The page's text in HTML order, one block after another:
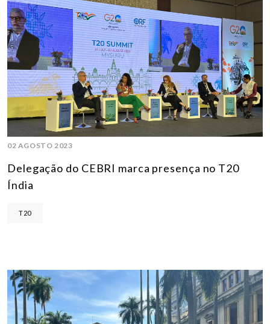
02 AGOSTO 2023
Delegação do CEBRI marca presença no T20
Índia
T20